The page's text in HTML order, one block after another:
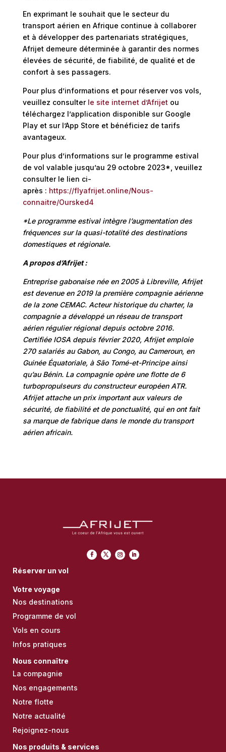
En exprimant le souhait que le secteur du
transport aérien en Afrique continue à collaborer
et à développer des partenariats stratégiques,
Afrijet demeure déterminée à garantir des normes
élevées de sécurité, de fiabilité, de qualité et de
confort à ses passagers.
Pour plus d’informations et pour réserver vos vols,
veuillez consulter le site internet d’Afrijet ou
téléchargez l’application disponible sur Google
Play et sur l’App Store et bénéficiez de tarifs
avantageux.
Pour plus d’informations sur le programme estival
de vol valable jusqu’au 29 octobre 2023*, veuillez
consulter le lien ci-
après : https://flyafrijet.online/Nous-
connaitre/Oursked4
*Le programme estival intègre l’augmentation des
fréquences sur la quasi-totalité des destinations
domestiques et régionale.
A propos d’Afrijet :
Entreprise gabonaise née en 2005 à Libreville, Afrijet
est devenue en 2019 la première compagnie aérienne
de la zone CEMAC. Acteur historique du charter, la
compagnie a développé un réseau de transport
aérien régulier régional depuis octobre 2016.
Certifiée IOSA depuis février 2020, Afrijet emploie
270 salariés au Gabon, au Congo, au Cameroun, en
Guinée Équatoriale, à São Tomé-et-Principe ainsi
qu’au Bénin. La compagnie opère une flotte de 6
turbopropulseurs du constructeur européen ATR.
Afrijet attache un prix important aux valeurs de
sécurité, de fiabilité et de ponctualité, qui en ont fait
sa marque de fabrique dans le monde du transport
aérien africain.
Réserver un vol
Votre voyage
Nos destinations
Programme de vol
Vols en cours
Infos pratiques
Nous connaître
La compagnie
Nos engagements
Notre flotte
Notre actualité
Rejoignez-nous
Nos produits & services